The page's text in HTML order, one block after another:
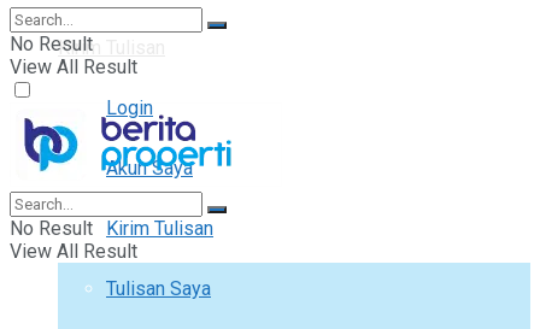
Kirim Tulisan
Login
Akun Saya
Kirim Tulisan
Tulisan Saya
No Result
View All Result
No Result
View All Result